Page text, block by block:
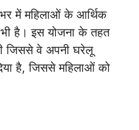
में महिलाओं के आर्थिक
भी है। इस योजना के तहत
जिससे वे अपनी घरेलू
है, जिससे महिलाओं को